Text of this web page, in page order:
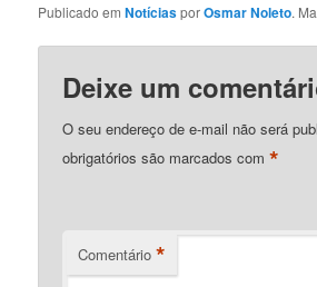
Publicado emNotíciasporOsmar Noleto.
Deixe um
O seu endereço de e-mail não será
obrigatórios são marcados com*
Comentário *